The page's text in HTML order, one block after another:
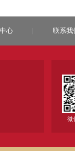
心 联系我
微